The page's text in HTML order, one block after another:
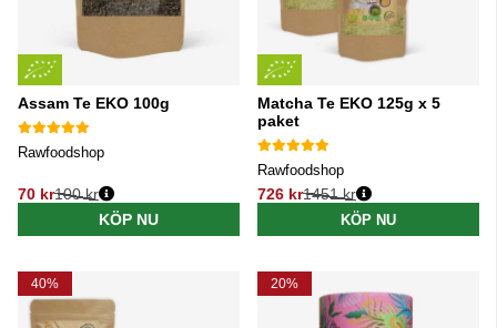
Assam Te EKO 100g
Rawfoodshop
70 kr
Ordinarie pris:
100 kr
KÖP NU
Matcha Te EKO 125g x 5
paket
Rawfoodshop
726 kr
Ordinarie pris:
1451 kr
KÖP NU
40% 20%